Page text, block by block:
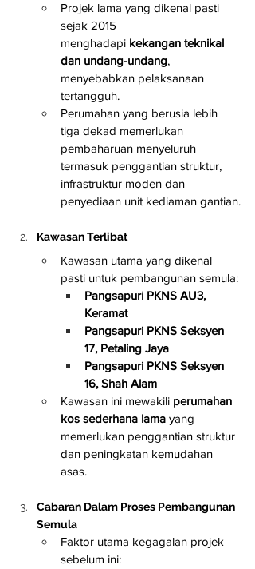
Projek lama yang dikenal pasti
sejak 2015
menghadapi kekangan teknikal
dan undang-undang,
menyebabkan pelaksanaan
tertangguh.
Perumahan yang berusia lebih
tiga dekad memerlukan
pembaharuan menyeluruh
termasuk penggantian struktur,
infrastruktur moden dan
penyediaan unit kediaman gantian.
Kawasan Terlibat
Kawasan utama yang dikenal
pasti untuk pembangunan semula:
Pangsapuri PKNS AU3,
Keramat
Pangsapuri PKNS Seksyen
17, Petaling Jaya
Pangsapuri PKNS Seksyen
16, Shah Alam
Kawasan ini mewakili perumahan
kos sederhana lama yang
memerlukan penggantian struktur
dan peningkatan kemudahan
asas.
Cabaran Dalam Proses Pembangunan
Semula
Faktor utama kegagalan projek
sebelum ini: